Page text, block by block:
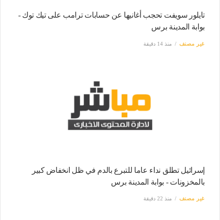
تايلور سويفت تحجب أغانيها عن حسابات ترامب على تيك توك -
بوابة المدينة برس
غير مصنف منذ 14 دقيقة
إسرائيل تطلق نداء عاما للتبرع بالدم في ظل انخفاض كبير
بالمخزونات - بوابة المدينة برس
غير مصنف منذ 22 دقيقة